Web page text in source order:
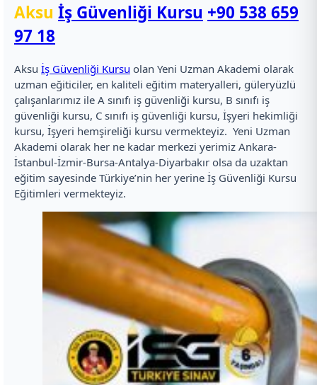
Aksu İş Güvenliği Kursu +90 538 659
97 18
Aksu İş Güvenliği Kursu olan Yeni Uzman Akademi olarak
uzman eğiticiler, en kaliteli eğitim materyalleri, güleryüzlü
çalışanlarımız ile A sınıfı iş güvenliği kursu, B sınıfı iş
güvenliği kursu, C sınıfı iş güvenliği kursu, İşyeri hekimliği
kursu, İşyeri hemşireliği kursu vermekteyiz. Yeni Uzman
Akademi olarak her ne kadar merkezi yerimiz Ankara-
İstanbul-İzmir-Bursa-Antalya-Diyarbakır olsa da uzaktan
eğitim sayesinde Türkiye’nin her yerine İş Güvenliği Kursu
Eğitimleri vermekteyiz.